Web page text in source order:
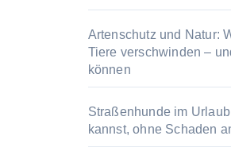
Artenschutz und Natur:
Tiere verschwinden –
können
Straßenhunde im
kannst, ohne Schaden